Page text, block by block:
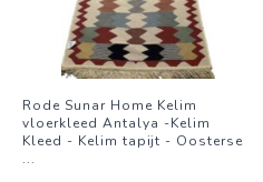
Rode Sunar Home Kelim
vloerkleed Antalya -Kelim
Kleed - Kelim tapijt - Oosterse
...